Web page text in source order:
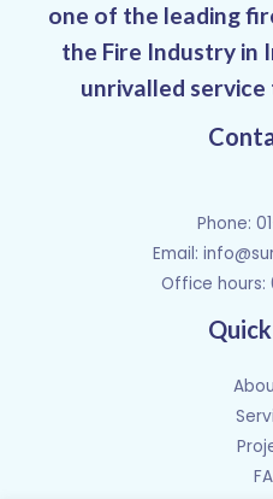
one of the leading
the Fire Industry in
unrivalled
Phone:
Email:
Office hours: